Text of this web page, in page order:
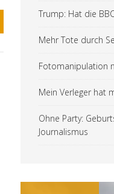
Trump: Hat die
Mehr Tote durch
Fotomanipulation
Mein Verleger hat
Ohne Party:
Journalismus